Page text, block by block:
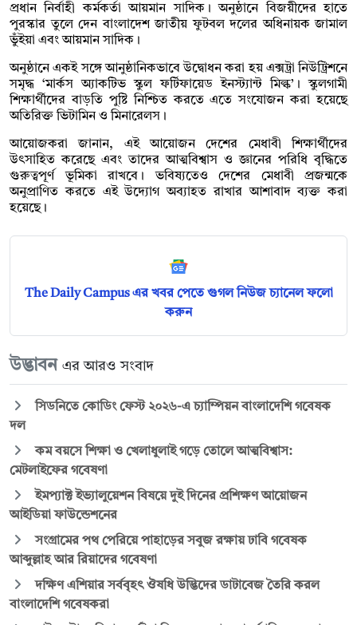
প্রধান নির্বাহী কর্মকর্তা আয়মান সাদিক। অনুষ্ঠানে বিজয়ীদের হাতে
পুরস্কার তুলে দেন বাংলাদেশ জাতীয় ফুটবল দলের অধিনায়ক জামাল
ভুঁইয়া এবং আয়মান সাদিক।
অনুষ্ঠানে একই সঙ্গে আনুষ্ঠানিকভাবে উদ্বোধন করা হয় এক্সট্রা নিউট্রিশনে
সমৃদ্ধ ‘মার্কস অ্যাকটিভ স্কুল ফর্টিফায়েড ইনস্ট্যান্ট মিল্ক’। স্কুলগামী
শিক্ষার্থীদের বাড়তি পুষ্টি নিশ্চিত করতে এতে সংযোজন করা হয়েছে
অতিরিক্ত ভিটামিন ও মিনারেলস।
আয়োজকরা জানান, এই আয়োজন দেশের মেধাবী শিক্ষার্থীদের
উৎসাহিত করেছে এবং তাদের আত্মবিশ্বাস ও জ্ঞানের পরিধি বৃদ্ধিতে
গুরুত্বপূর্ণ ভূমিকা রাখবে। ভবিষ্যতেও দেশের মেধাবী প্রজন্মকে
অনুপ্রাণিত করতে এই উদ্যোগ অব্যাহত রাখার আশাবাদ ব্যক্ত করা
হয়েছে।
The Daily Campus এর খবর পেতে গুগল নিউজ চ্যানেল ফলো
করুন
উদ্ভাবন এর আরও সংবাদ
সিডনিতে কোডিং ফেস্ট ২০২৬-এ চ্যাম্পিয়ন বাংলাদেশি গবেষক
দল
কম বয়সে শিক্ষা ও খেলাধুলাই গড়ে তোলে আত্মবিশ্বাস:
মেটলাইফের গবেষণা
ইমপ্যাক্ট ইভ্যালুয়েশন বিষয়ে দুই দিনের প্রশিক্ষণ আয়োজন
আইডিয়া ফাউন্ডেশনের
সংগ্রামের পথ পেরিয়ে পাহাড়ের সবুজ রক্ষায় ঢাবি গবেষক
আব্দুল্লাহ আর রিয়াদের গবেষণা
দক্ষিণ এশিয়ার সর্ববৃহৎ ঔষধি উদ্ভিদের ডাটাবেজ তৈরি করল
বাংলাদেশি গবেষকরা